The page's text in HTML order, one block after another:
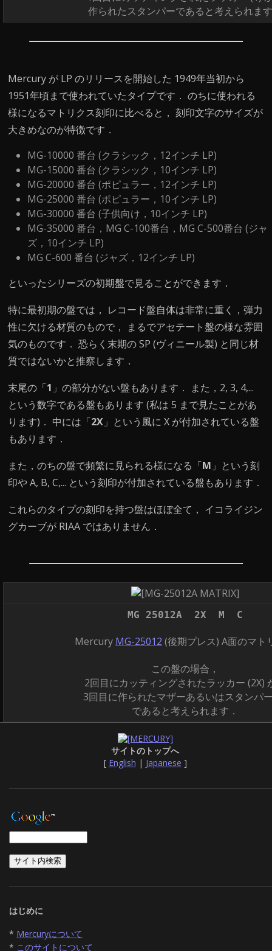
サイトのトップへ
[ English | Japanese ]
はじめに
* Mercuryについて
* このサイトについて
作られたスタンパーであると考えられま
Mercury が LP のリリースを開始した 1949年当初から
1951年頃まで使われていたタイプです． のちに使われる
様になるマトリクス刻印に比べると， 刻印文字のサイズが
大きめなのが特徴です．
MG-10000 番台 (クラシック，12インチ LP)
MG-15000 番台 (クラシック，10インチ LP)
MG-20000 番台 (ポピュラー，12インチ LP)
MG-25000 番台 (ポピュラー，10インチ LP)
MG-30000 番台 (子供向け，10インチ LP)
MG-35000 番台，MG C-100番台，MG C-500番台 (ジャ
ズ，10インチ LP)
MG C-600 番台 (ジャズ，12インチ LP)
といったシリーズの初期盤で見ることができます．
特に最初期の盤では， レコード盤自体は非常に重く，弾力
性に欠ける材質のもので， まるでアセテート盤の様な雰囲
気のものです． 恐らく末期の SP (ヴィニール製) と同じ材
質ではないかと推察します．
末尾の「1 」の部分がない盤もあります． また，2, 3, 4,...
という数字である盤もあります (私は 5 まで見たことがあ
ります)． 中には「2X 」という風に X が付加されている盤
もあります．
また，のちの盤で頻繁に見られる様になる「M 」という刻
印や A, B, C,... という刻印が付加されている盤もあります．
これらのタイプの刻印を持つ盤はほぼ全て， イコライジン
グカーブが RIAA ではありません．
MG 25012A 2X M C
Mercury MG-25012 (後期プレス) A面のマト
この盤の場合，
2回目にカッティングされたラッカー (2X)
3回目に作られたマザーあるいはスタンパ
であると考えられます．